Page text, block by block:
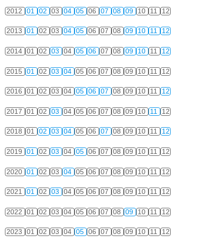
2012 01 02 03 04 05 06 07 08 09 10 11 12
2013 01 02 03 04 05 06 07 08 09 10 11 12
2014 01 02 03 04 05 06 07 08 09 10 11 12
2015 01 02 03 04 05 06 07 08 09 10 11 12
2016 01 02 03 04 05 06 07 08 09 10 11 12
2017 01 02 03 04 05 06 07 08 09 10 11 12
2018 01 02 03 04 05 06 07 08 09 10 11 12
2019 01 02 03 04 05 06 07 08 09 10 11 12
2020 01 02 03 04 05 06 07 08 09 10 11 12
2021 01 02 03 04 05 06 07 08 09 10 11 12
2022 01 02 03 04 05 06 07 08 09 10 11 12
2023 01 02 03 04 05 06 07 08 09 10 11 12